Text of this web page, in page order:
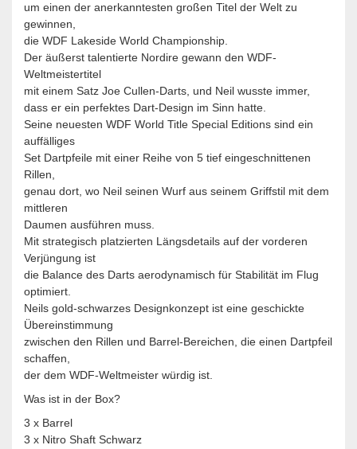
um einen der anerkanntesten großen Titel der Welt zu
gewinnen,
die WDF Lakeside World Championship.
Der äußerst talentierte Nordire gewann den WDF-
Weltmeistertitel
mit einem Satz Joe Cullen-Darts, und Neil wusste immer,
dass er ein perfektes Dart-Design im Sinn hatte.
Seine neuesten WDF World Title Special Editions sind ein
auffälliges
Set Dartpfeile mit einer Reihe von 5 tief eingeschnittenen
Rillen,
genau dort, wo Neil seinen Wurf aus seinem Griffstil mit dem
mittleren
Daumen ausführen muss.
Mit strategisch platzierten Längsdetails auf der vorderen
Verjüngung ist
die Balance des Darts aerodynamisch für Stabilität im Flug
optimiert.
Neils gold-schwarzes Designkonzept ist eine geschickte
Übereinstimmung
zwischen den Rillen und Barrel-Bereichen, die einen Dartpfeil
schaffen,
der dem WDF-Weltmeister würdig ist.
Was ist in der Box?
3 x Barrel
3 x Nitro Shaft Schwarz